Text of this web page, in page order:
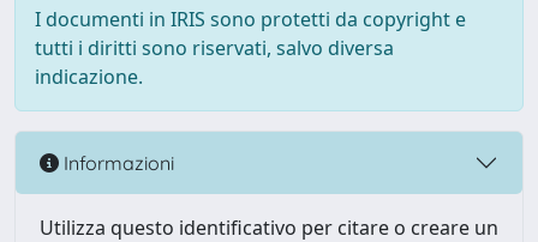
I documenti in IRIS sono protetti da copyright e
tutti i diritti sono riservati, salvo diversa
indicazione.
Informazioni
Utilizza questo identificativo per citare o creare un